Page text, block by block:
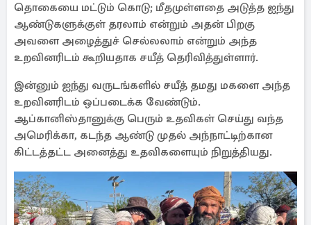
தொகையை மட்டும் கொடு; மீதமுள்ளதை அடுத்த ஐந்து
ஆண்டுகளுக்குள் தரலாம் என்றும் அதன் பிறகு
அவளை அழைத்துச் செல்லலாம் என்றும் அந்த
உறவினரிடம் கூறியதாக சயீத் தெரிவித்துள்ளார்.
இன்னும் ஐந்து வருடங்களில் சயீத் தமது மகளை அந்த
உறவினரிடம் ஒப்படைக்க வேண்டும்.
ஆப்கானிஸ்தானுக்கு பெரும் உதவிகள் செய்து வந்த
அமெரிக்கா, கடந்த ஆண்டு முதல் அந்நாட்டிற்கான
கிட்டத்தட்ட அனைத்து உதவிகளையும் நிறுத்தியது.